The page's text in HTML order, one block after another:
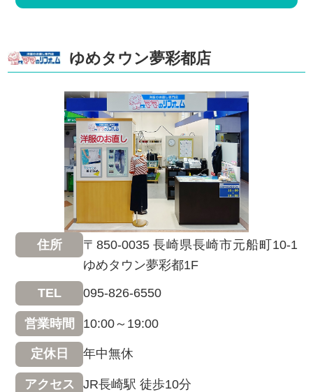
ゆめタウン夢彩都店
住所
〒850-0035 長崎県長崎市元船町10-1
ゆめタウン夢彩都1F
TEL 095-826-6550
営業時間 10:00～19:00
定休日 年中無休
アクセス
JR長崎駅 徒歩10分